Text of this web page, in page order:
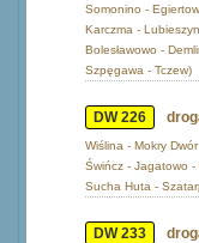
Somonino -
Karczma -
Bolesławowo -
Szpęgawa - Tczew)
DW 226
Wiślina - Mokry
Świńcz - Jagatowo -
Sucha Huta -
DW 233